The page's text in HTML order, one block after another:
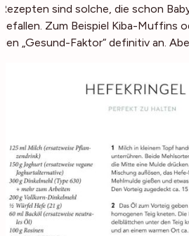
Rezepten sind solche, die schon
gefallen. Zum Beispiel Kiba-Muffins
den „Gesund-Faktor“ definitiv an.